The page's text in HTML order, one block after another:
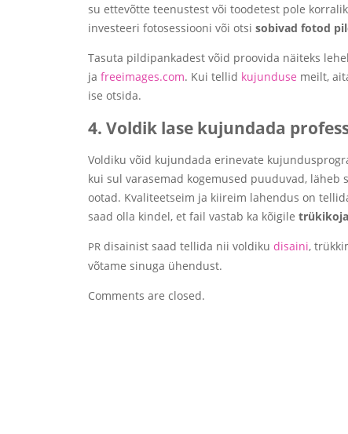
su ettevõtte teenustest või toodetest pole
investeeri fotosessiooni või otsi sobivad fotod
Tasuta pildipankadest võid proovida näiteks
ja freeimages.com. Kui tellid kujunduse meilt,
ise otsida.
4. Voldik lase kujundada
Voldiku võid kujundada erinevate
kui sul varasemad kogemused puuduvad,
ootad. Kvaliteetseim ja kiireim lahendus on
saad olla kindel, et fail vastab ka kõigile
PR disainist saad tellida nii voldiku disaini,
võtame sinuga ühendust.
Comments are closed.